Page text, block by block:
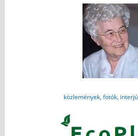
közlemények, fotók,